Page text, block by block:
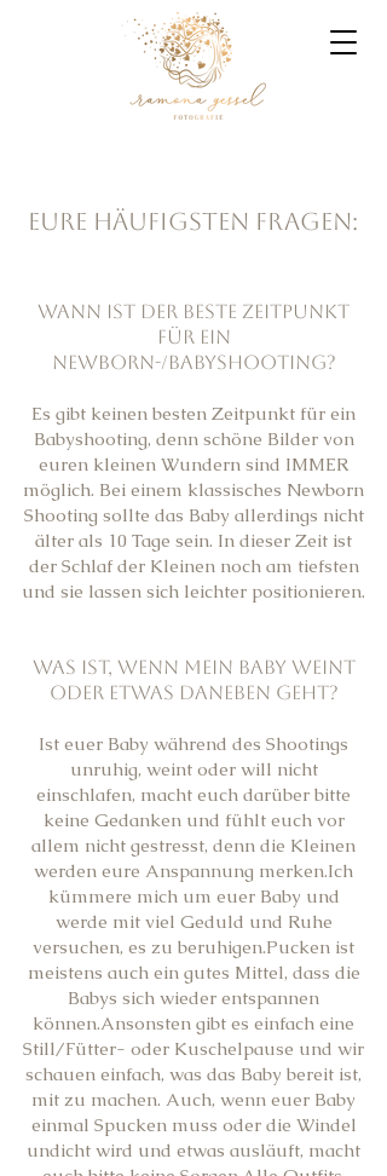
Eure häufigsten Fragen:
Wann ist der beste Zeitpunkt
für ein
Newborn-/Babyshooting?
Es gibt keinen besten Zeitpunkt für ein
Babyshooting, denn schöne Bilder von
euren kleinen Wundern sind IMMER
möglich. Bei einem klassisches Newborn
Shooting sollte das Baby allerdings nicht
älter als 10 Tage sein. In dieser Zeit ist
der Schlaf der Kleinen noch am tiefsten
und sie lassen sich leichter positionieren.
Was ist, wenn mein Baby weint
oder etwas daneben geht?
Ist euer Baby während des Shootings
unruhig, weint oder will nicht
einschlafen, macht euch darüber bitte
keine Gedanken und fühlt euch vor
allem nicht gestresst, denn die Kleinen
werden eure Anspannung merken.Ich
kümmere mich um euer Baby und
werde mit viel Geduld und Ruhe
versuchen, es zu beruhigen.Pucken ist
meistens auch ein gutes Mittel, dass die
Babys sich wieder entspannen
können.Ansonsten gibt es einfach eine
Still/Fütter- oder Kuschelpause und wir
schauen einfach, was das Baby bereit ist,
mit zu machen. Auch, wenn euer Baby
einmal Spucken muss oder die Windel
undicht wird und etwas ausläuft, macht